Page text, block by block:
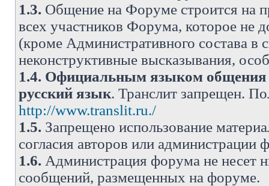
1.3. Общение на Форуме строится на
всех участников Форума, которое не
(кроме Административного состава в
неконструктивные высказывания,
1.4. Официальным языком общения
русский язык. Транслит запрещен.
http://www.translit.ru./
1.5. Запрещено использование
согласия авторов или администрации
1.6. Администрация форума не несет
сообщений, размещенных на форуме.